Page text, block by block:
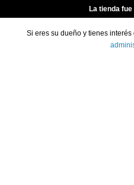
La tienda
Si eres su dueño y tienes